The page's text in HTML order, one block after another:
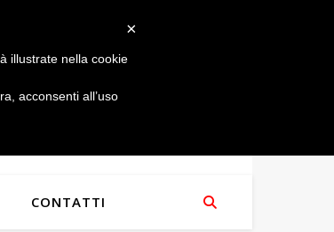
CONTATTI
×
illustrate nella cookie
acconsenti all’uso